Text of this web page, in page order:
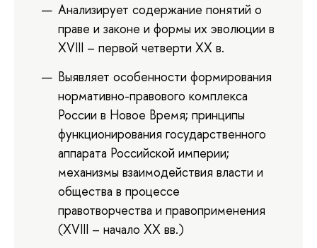
Анализирует содержание понятий о
праве и законе и формы их эволюции в
XVIII – первой четверти XX в.
Выявляет особенности формирования
нормативно-правового комплекса
России в Новое Время; принципы
функционирования государственного
аппарата Российской империи;
механизмы взаимодействия власти и
общества в процессе
правотворчества и правоприменения
(XVIII – начало XX вв.)